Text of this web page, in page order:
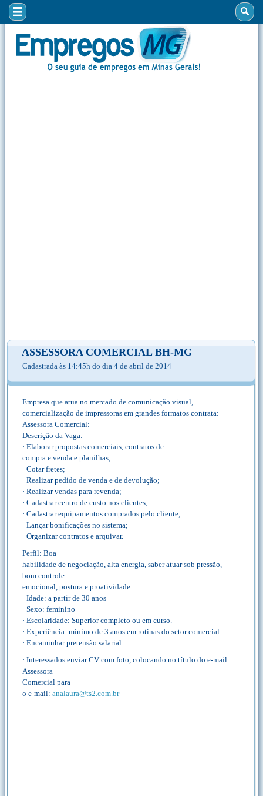
ASSESSORA COMERCIAL BH-MG
Cadastrada às 14:45h do dia 4 de abril de 2014
Empresa que atua no mercado de comunicação visual,
comercialização de impressoras em grandes formatos contrata:
Assessora Comercial:
Descrição da Vaga:
· Elaborar propostas comerciais, contratos de
compra e venda e planilhas;
· Cotar fretes;
· Realizar pedido de venda e de devolução;
· Realizar vendas para revenda;
· Cadastrar centro de custo nos clientes;
· Cadastrar equipamentos comprados pelo cliente;
· Lançar bonificações no sistema;
· Organizar contratos e arquivar.
Perfil: Boa
habilidade de negociação, alta energia, saber atuar sob pressão,
bom controle
emocional, postura e proatividade.
· Idade: a partir de 30 anos
· Sexo: feminino
· Escolaridade: Superior completo ou em curso.
· Experiência: mínimo de 3 anos em rotinas do setor comercial.
· Encaminhar pretensão salarial
· Interessados enviar CV com foto, colocando no título do e-mail:
Assessora
Comercial para
o e-mail: analaura@ts2.com.br